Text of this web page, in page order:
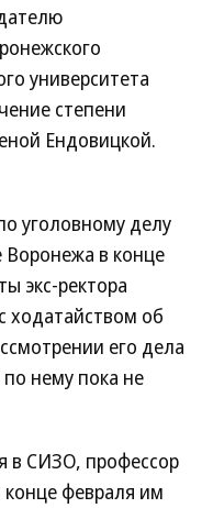
университета
степени
Ендовицкой.
уголовному делу
в конце
экс-ректора
ходатайством об
его дела
нему пока не
в СИЗО, профессор
февраля им